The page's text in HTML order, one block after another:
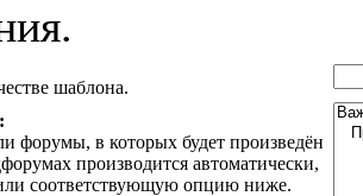
шаблона.
форумы, в которых будет произведён
производится автоматически,
соответствующую опцию ниже.